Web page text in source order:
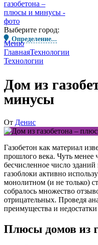
Выберите город:
Определение...
Меню
ГлавнаяТехнологии
Технологии
Дом из
минусы
От Денис
Газобетон как материал
прошлого века. Чуть менее
бесчисленное число
газоблоки активно
монолитном (и не только)
собралось множество
отрицательных. Проведя
преимущества и
Плюсы домов из